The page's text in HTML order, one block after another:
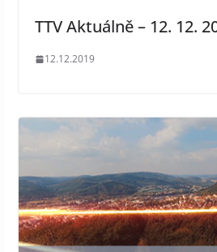
TTV Aktuálně – 12. 12.
12.12.2019